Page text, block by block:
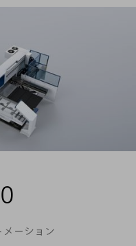
ーション